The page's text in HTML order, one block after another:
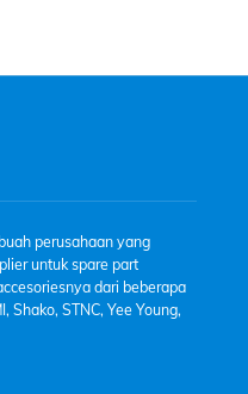
perusahaan yang
untuk spare part
dari beberapa
Shako, STNC, Yee Young,